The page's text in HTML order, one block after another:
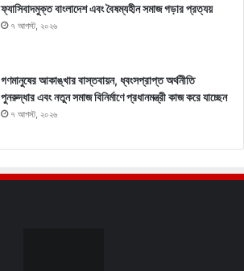
ফ্যাসিবাদমুক্ত বাংলাদেশ এবং বৈষম্যহীন সমাজ গড়ার প্রত্যয়
৭ আগস্ট, ২০২৬
গণমানুষের আকাঙ্খার বাস্তবায়ন, ধ্বংসপ্রাপ্ত অর্থনীতি
পুনরুদ্ধার এবং নতুন সমাজ বিনির্মাণে প্রধানমন্ত্রী কাজ করে যাচ্ছেন
৭ আগস্ট, ২০২৬